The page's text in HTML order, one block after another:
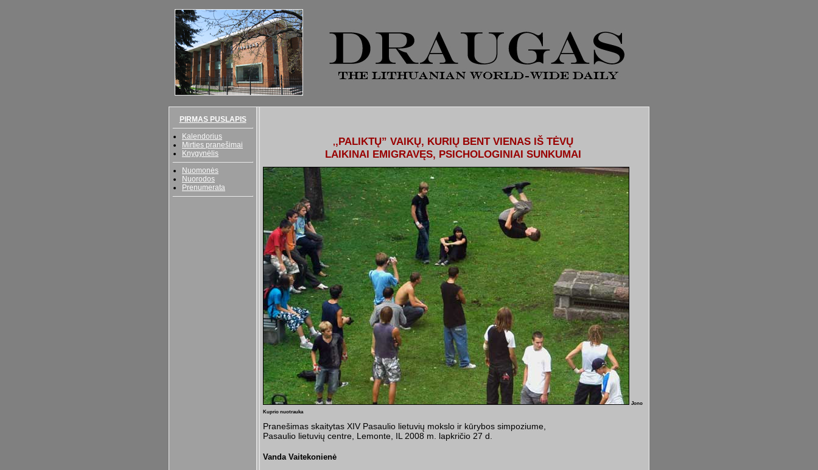
PIRMAS PUSLAPIS
Kalendorius
Mirties pranešimai
Knygynėlis
Nuomonės
Nuorodos
Prenumerata
,,PALIKTŲ” VAIKŲ, KURIŲ BENT VIENAS IŠ TĖVŲ
LAIKINAI EMIGRAVĘS, PSICHOLOGINIAI SUNKUMAI
Jono
Kuprio nuotrauka
Pranešimas skaitytas XIV Pasaulio lietuvių mokslo ir kūrybos simpoziume,
Pasaulio lietuvių centre, Lemonte, IL 2008 m. lapkričio 27 d.
Vanda Vaitekonienė